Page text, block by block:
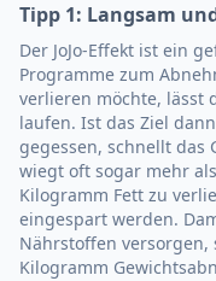
Tipp 1: Langsam
Der JoJo-Effekt ist ein
Programme zum
verlieren möchte, lässt
laufen. Ist das Ziel
gegessen, schnellt das
wiegt oft sogar mehr
Kilogramm Fett zu
eingespart werden.
Nährstoffen versorgen,
Kilogramm